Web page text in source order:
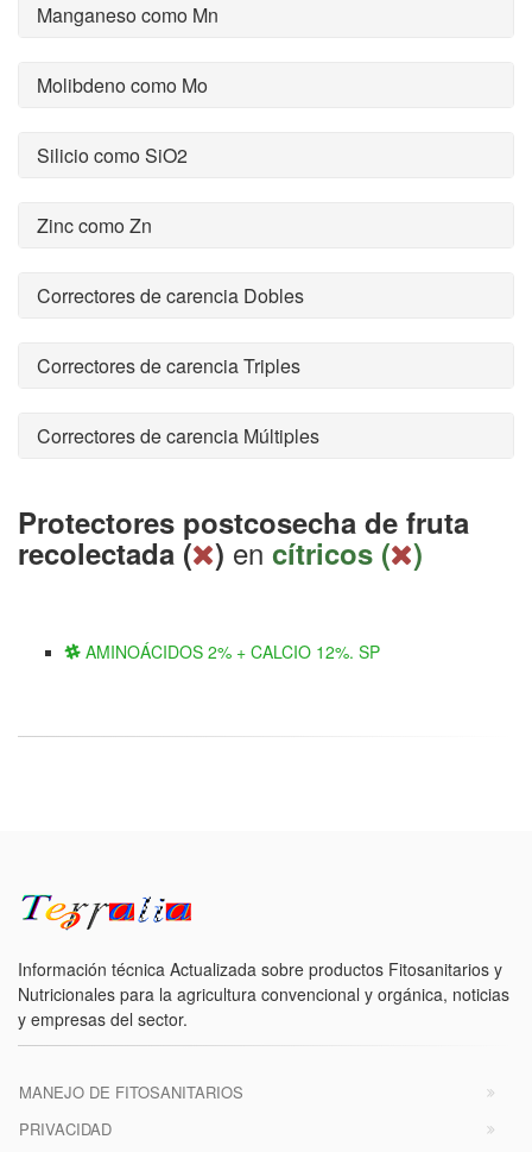
Manganeso como Mn
Molibdeno como Mo
Silicio como SiO2
Zinc como Zn
Correctores de carencia Dobles
Correctores de carencia Triples
Correctores de carencia Múltiples
Protectores postcosecha de fruta
recolectada ( ) en cítricos ( )
AMINOÁCIDOS 2% + CALCIO 12%. SP
Información técnica Actualizada sobre productos Fitosanitarios y
Nutricionales para la agricultura convencional y orgánica, noticias
y empresas del sector.
MANEJO DE FITOSANITARIOS
PRIVACIDAD